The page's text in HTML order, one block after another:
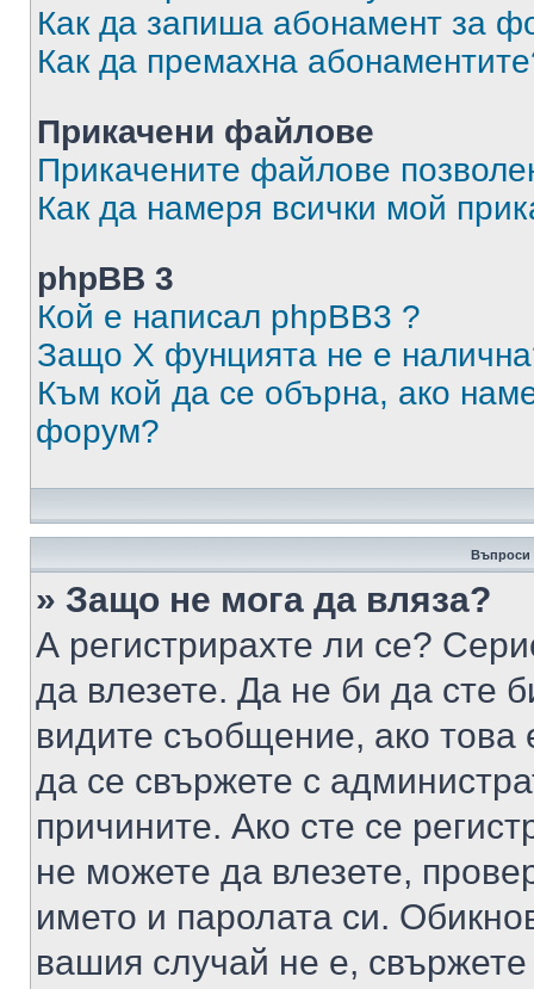
Как да запиша абонамент за
Как да премахна
Прикачени файлове
Прикачените файлове
Как да намеря всички мой
phpBB 3
Кой е написал phpBB3 ?
Защо X фунцията не е
Към кой да се обърна, ако
форум?
Въпроси
» Защо не мога да вляза?
А регистрирахте ли се?
да влезете. Да не би да сте
видите съобщение, ако това
да се свържете с
причините. Ако сте се
не можете да влезете,
името и паролата си.
вашия случай не е,